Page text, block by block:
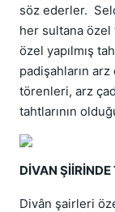
söz ederler.
her sultana özel
özel yapılmış
padişahların
törenleri, arz
tahtlarının
DİVAN
Divân şairleri